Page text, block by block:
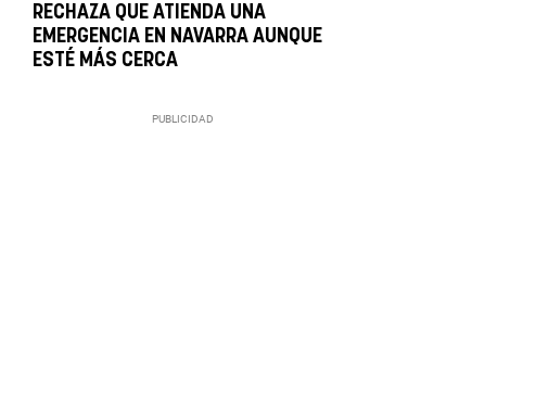
RECHAZA QUE ATIENDA UNA
EMERGENCIA EN NAVARRA AUNQUE
ESTÉ MÁS CERCA